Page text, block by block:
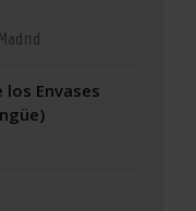
los Envases